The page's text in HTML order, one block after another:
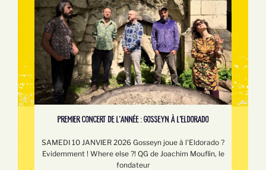
PREMIER CONCERT DE L'ANNÉE : GOSSEYN À L'ELDORADO
SAMEDI 10 JANVIER 2026 Gosseyn joue à l'Eldorado ?
Evidemment ! Where else ?! QG de Joachim Mouflin, le
fondateur